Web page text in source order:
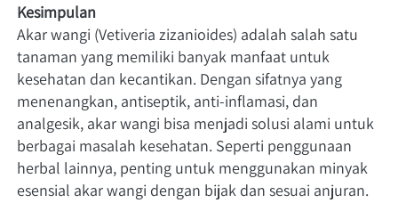
Kesimpulan
Akar wangi (Vetiveria zizanioides) adalah salah satu
tanaman yang memiliki banyak manfaat untuk
kesehatan dan kecantikan. Dengan sifatnya yang
menenangkan, antiseptik, anti-inflamasi, dan
analgesik, akar wangi bisa menjadi solusi alami untuk
berbagai masalah kesehatan. Seperti penggunaan
herbal lainnya, penting untuk menggunakan minyak
esensial akar wangi dengan bijak dan sesuai anjuran.